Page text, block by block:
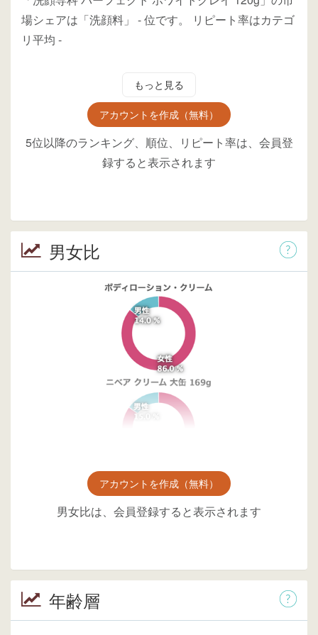
場シェアは「洗顔料」 -位です。
リピート率はカテゴ
リ平均 -
もっと見る
アカウントを作成（無料）
5位以降のランキング、順位、リピート率は、会員登
録すると表示されます
男女比
アカウントを作成（無料）
男女比は、会員登録すると表示されます
年齢層